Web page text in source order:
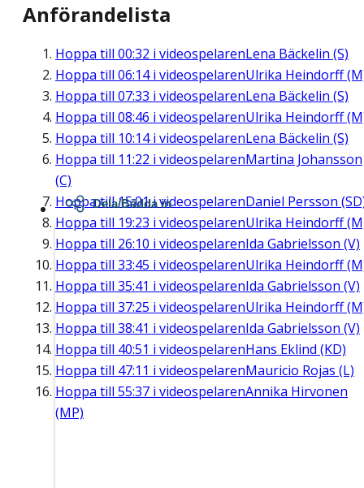
Anförandelista
Hoppa till 00:32 i videospelarenLena Bäckelin (S)
Hoppa till 06:14i videospelarenUlrika Heindorff
Hoppa till 07:33 i videospelarenLena Bäckelin (S)
Hoppa till 08:46 i videospelarenUlrika Heindorff
Hoppa till 10:14i videospelarenLena Bäckelin (S)
Hoppa till 11:22 i videospelarenMartina Johansson
(C)
Hoppa till15:01i videospelarenDaniel Persson
Hoppa till 19:23 i videospelarenUlrika Heindorff
Hoppa till 26:10 i videospelarenIda Gabrielsson (V)
Hoppa till 33:45 i videospelarenUlrika Heindorff
Hoppa till 35:41 i videospelarenIda Gabrielsson (V)
Hoppa till 37:25 i videospelarenUlrika Heindorff
Hoppa till 38:41 i videospelarenIda Gabrielsson (V)
Hoppa till 40:51 i videospelarenHans Eklind (KD)
Hoppa till 47:11 i videospelarenMauricio Rojas (L)
Hoppa till 55:37 i videospelarenAnnika Hirvonen
(MP)
Dela/Bädda in